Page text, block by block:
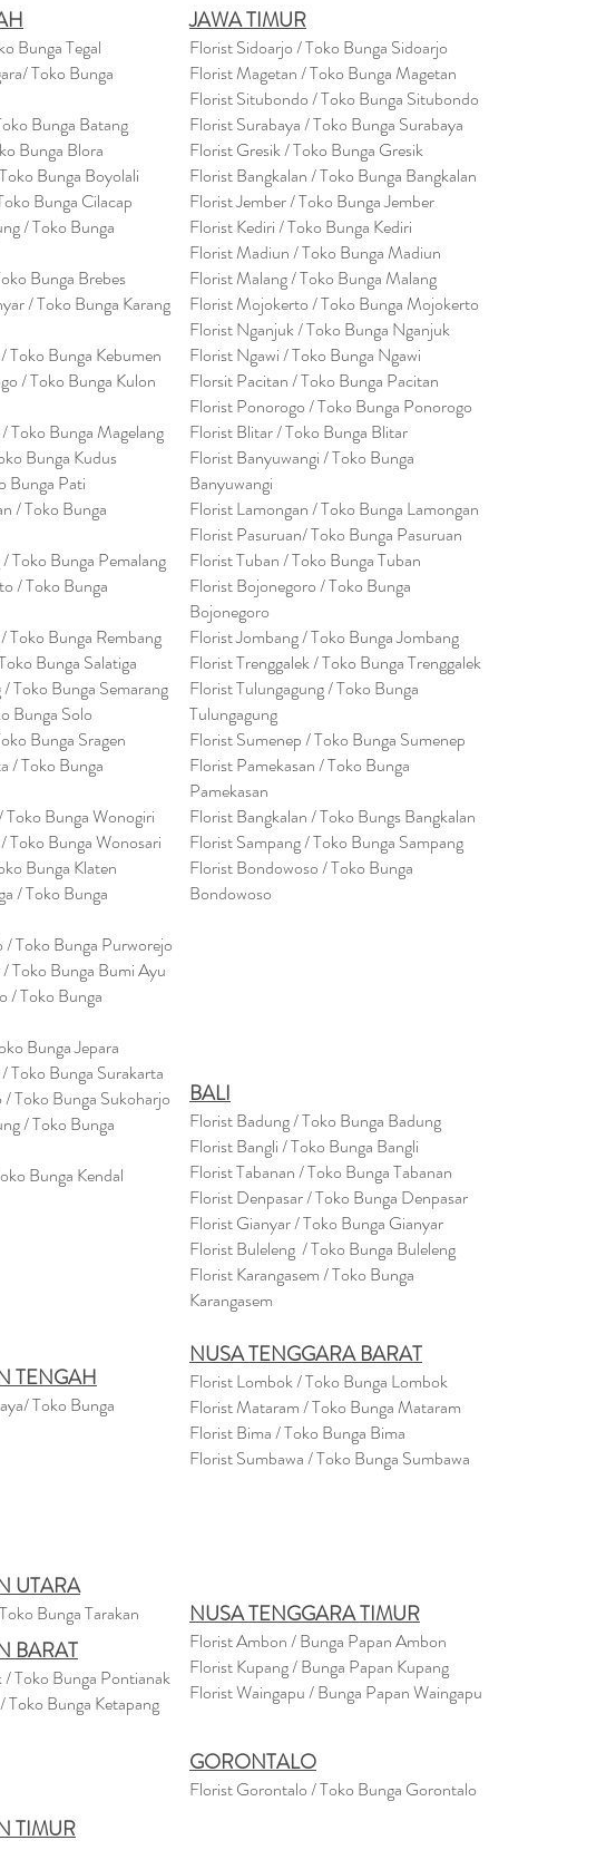
Bunga Tegal
Toko Bunga
Bunga Batang
Bunga Blora
Bunga Boyolali
Bunga Cilacap
/ Toko Bunga
Bunga Brebes
/ Toko Bunga Karang
Toko Bunga Kebumen
/ Toko Bunga Kulon
Toko Bunga Magelang
Bunga Kudus
Bunga Pati
/ Toko Bunga
Toko Bunga Pemalang
/ Toko Bunga
Toko Bunga Rembang
Bunga Salatiga
Toko Bunga Semarang
Bunga Solo
Bunga Sragen
/ Toko Bunga
Bunga Wonogiri
Toko Bunga Wonosari
Bunga Klaten
/ Toko Bunga
Toko Bunga Purworejo
Toko Bunga Bumi Ayu
/ Toko Bunga
Bunga Jepara
Toko Bunga Surakarta
Toko Bunga Sukoharjo
/ Toko Bunga
Bunga Kendal
TENGAH
Toko Bunga
JAWA TIMUR
Florist Sidoarjo / Toko Bunga Sidoarjo
Florist Magetan / Toko Bunga Magetan
Florist Situbondo / Toko Bunga Situbondo
Florist Surabaya / Toko Bunga Surabaya
Florist Gresik / Toko Bunga Gresik
FloristBangkalan / Toko Bunga Bangkalan
Florist Jember / Toko Bunga Jember
Florist Kediri / Toko Bunga Kediri
Florist Madiun / Toko Bunga Madiun
Florist Malang / Toko Bunga Malang
Florist Mojokerto / Toko Bunga Mojokerto
Florist Nganjuk / Toko Bunga Nganjuk
Florist Ngawi /Toko Bunga Ngawi
Florsit Pacitan / Toko Bunga Pacitan
Florist Ponorogo / Toko Bunga Ponorogo
Florist Blitar / Toko Bunga Blitar
Florist Banyuwangi / Toko Bunga
Banyuwangi
Florist Lamongan / Toko Bunga Lamongan
Florist Pasuruan/ Toko Bunga Pasuruan
Florist Tuban / Toko Bunga Tuban
Florist Bojonegoro / Toko Bunga
Bojonegoro
Florist Jombang / Toko Bunga Jombang
Florist Trenggalek / Toko Bunga Trenggalek
Florist Tulungagung / Toko Bunga
Tulungagung
Florist Sumenep / Toko Bunga Sumenep
Florist Pamekasan / Toko Bunga
Pamekasan
Florist Bangkalan / Toko Bungs Bangkalan
Florist Sampang / Toko Bunga Sampang
Florist Bondowoso / Toko Bunga
Bondowoso
BALI
Florist Badung / Toko Bunga Badung
Florist Bangli / Toko Bunga Bangli
FloristTabanan/ Toko Bunga Tabanan
Florist Denpasar / Toko Bunga Denpasar
Florist Gianyar / Toko Bunga Gianyar
Florist Buleleng / Toko Bunga Buleleng
Florist Karangasem / Toko Bunga
Karangasem
NUSA TENGGARA BARAT
Florist Lombok / Toko Bunga Lombok
FloristMataram/ Toko Bunga Mataram
Florist Bima / Toko Bunga Bima
Florist Sumbawa / Toko Bunga Sumbawa
UTARA
Bunga Tarakan
BARAT
Toko Bunga Pontianak
Toko Bunga Ketapang
TIMUR
NUSA TENGGARA TIMUR
Florist Ambon / Bunga Papan Ambon
Florist Kupang / Bunga Papan Kupang
Florist Waingapu / Bunga Papan Waingapu
GORONTALO
Florist Gorontalo / Toko Bunga Gorontalo